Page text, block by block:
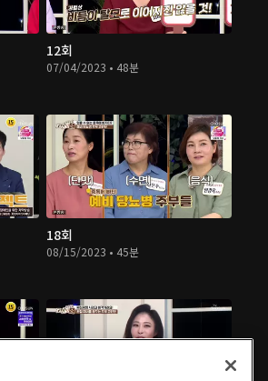
12회
07/04/2023 • 48분
18회
08/15/2023 • 45분